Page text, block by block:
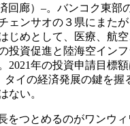
回廊）–。バンコク東部
ェンサオの３県にまた
じめとして、医療、航
投資促進と陸海空イン
2021年の投資申請目標
タイの経済発展の鍵を握
ない。
をつとめるのがワンウ